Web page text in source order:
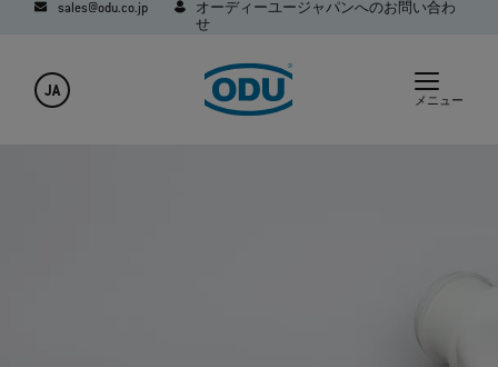
sales@odu.co.jp
オーディーユージャパンへのお問い合わ
せ
JA
メニュー